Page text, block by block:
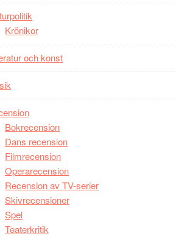
Krönikor
och konst
Bokrecension
Dans recension
Filmrecension
Operarecension
Recension av TV-serier
Skivrecensioner
Spel
Teaterkritik